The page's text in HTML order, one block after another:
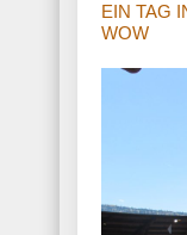
EIN TAG
WOW